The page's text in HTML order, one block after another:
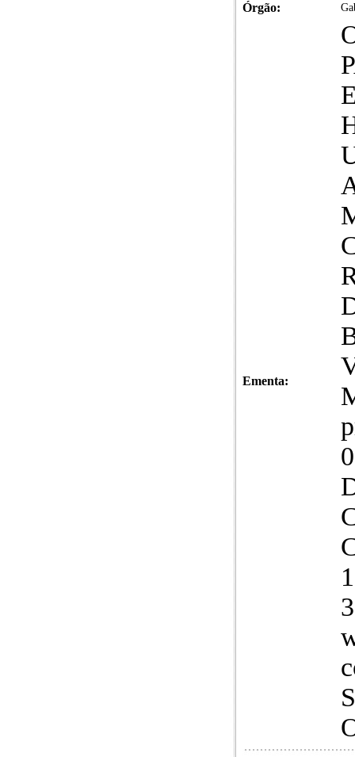
Órgão:
Ementa: